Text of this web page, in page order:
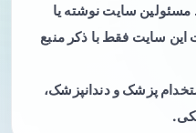
سایت نوشته یا
این سایت فقط با ذکر منبع
پزشک و دندانپزشک،